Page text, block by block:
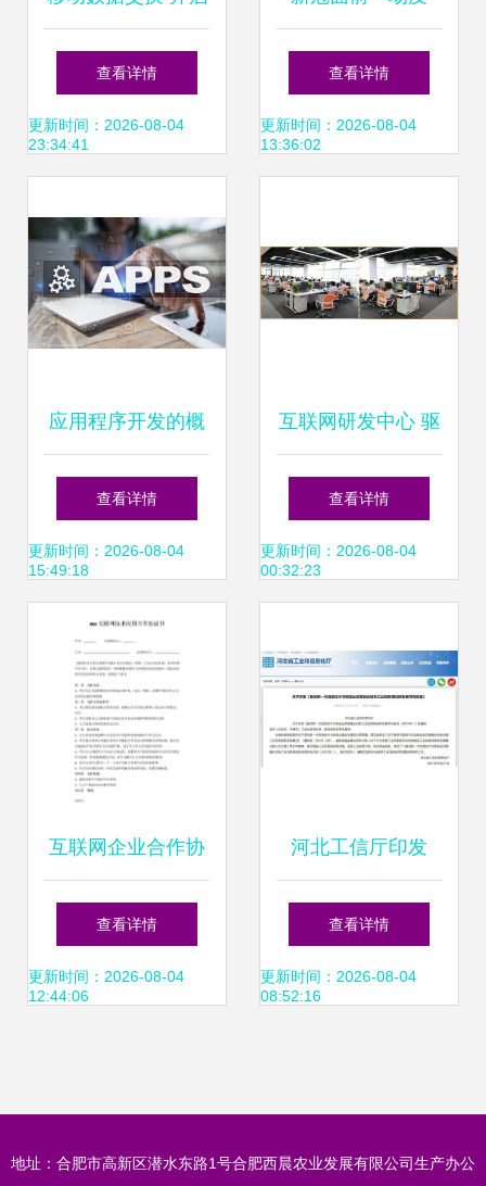
色确实不少。以下
是这些具体的魅力
进行的详尽概括总
结。"
互联网技术开发的
新视界
查看详情
更新时间：2026-08-04
23:34:41
情，让我们彻底认
清了中国在国际上
查看详情
更新时间：2026-08-04
13:36:02
应用程序开发的概
念 商业与互联网技
术的融合
查看详情
更新时间：2026-08-04
15:49:18
互联网研发中心 驱
动数字化转型的核
心引擎
查看详情
更新时间：2026-08-04
00:32:23
互联网企业合作协
议 技术开发板块核
心条款解析与建议
查看详情
更新时间：2026-08-04
12:44:06
河北工信厅印发
《2021年推动新一
代信息技术与制造
导向目录》
查看详情
更新时间：2026-08-04
08:52:16
地址：合肥市高新区潜水东路1号合肥西晨农业发展有限公司生产办公